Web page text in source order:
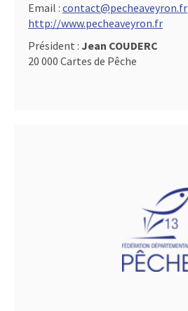
Email : contact@pecheaveyron.fr
http://www.pecheaveyron.fr
Président : Jean COUDERC
20 000 Cartes de Pêche